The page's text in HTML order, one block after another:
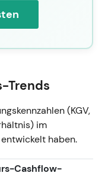
Trends
(KGV,
im
haben.
Cashflow-